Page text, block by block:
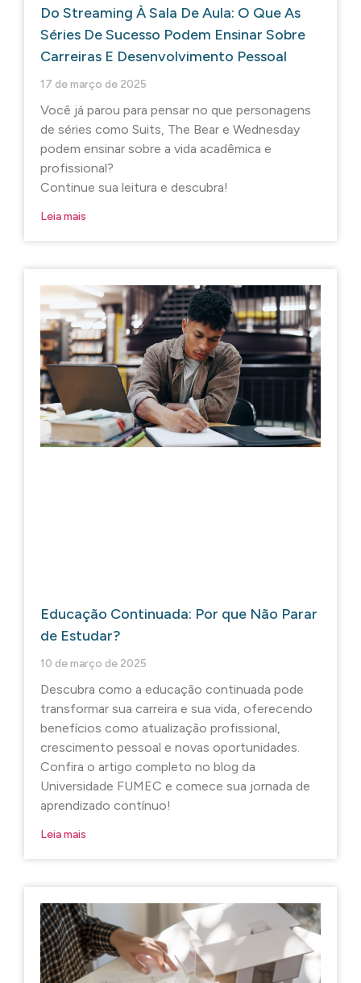
Do Streaming À Sala De Aula: O Que As
Séries De Sucesso Podem Ensinar Sobre
Carreiras E Desenvolvimento Pessoal
17 de março de 2025
Você já parou para pensar no que personagens
de séries como Suits, The Bear e Wednesday
podem ensinar sobre a vida acadêmica e
profissional?
Continue sua leitura e descubra!
Leia mais
Educação Continuada: Por que Não Parar
de Estudar?
10 de março de 2025
Descubra como a educação continuada pode
transformar sua carreira e sua vida, oferecendo
benefícios como atualização profissional,
crescimento pessoal e novas oportunidades.
Confira o artigo completo no blog da
Universidade FUMEC e comece sua jornada de
aprendizado contínuo!
Leia mais